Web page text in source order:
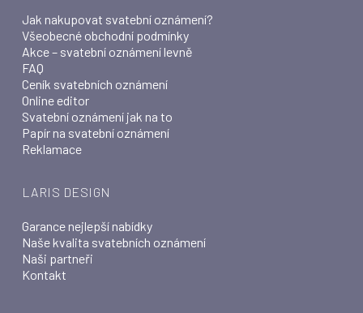
Jak nakupovat svatební oznámení?
Všeobecné obchodní podmínky
Akce – svatební oznámení levně
FAQ
Ceník svatebních oznámení
Online editor
Svatební oznámení jak na to
Papír na svatební oznámení
Reklamace
LARIS DESIGN
Garance nejlepší nabídky
Naše kvalita svatebních oznámení
Naši partneři
Kontakt